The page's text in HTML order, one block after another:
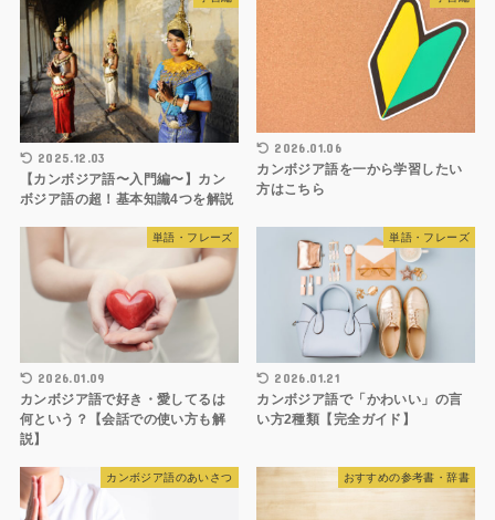
2025.12.03
【カンボジア語〜入門編〜】カン
ボジア語の超！基本知識4つを解説
2026.01.06
カンボジア語を一から学習したい
方はこちら
単語・フレーズ
2026.01.09
カンボジア語で好き・愛してるは
何という？【会話での使い方も解
説】
単語・フレーズ
2026.01.21
カンボジア語で「かわいい」の言
い方2種類【完全ガイド】
カンボジア語のあいさつ おすすめの参考書・辞書